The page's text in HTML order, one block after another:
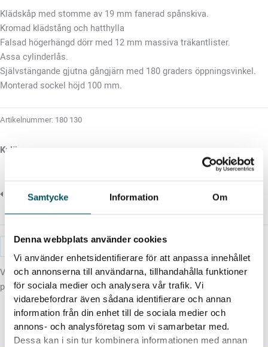
Samtycke Information Om
Denna webbplats använder cookies
Vi använder enhetsidentifierare för att anpassa innehållet
och annonserna till användarna, tillhandahålla funktioner
för sociala medier och analysera vår trafik. Vi
vidarebefordrar även sådana identifierare och annan
information från din enhet till de sociala medier och
annons- och analysföretag som vi samarbetar med.
Dessa kan i sin tur kombinera informationen med annan
Klädskåp med stomme av 19 mm fanerad spånskiva.
Kromad klädstång och hatthylla
Falsad högerhängd dörr med 12 mm massiva träkantlister.
Assa cylinderlås.
Självstängande gjutna gångjärn med 180 graders öppningsvinkel.
Monterad sockel höjd 100 mm.
Artikelnummer: 180 130
Kulörer
Klädskåp
mängd
Lägg i offertkorg
Vill du ha en offert på den här produkten? Välj kulör och lägg
produkten i din offertkorg.
Beställ kostnadsfria färgprover